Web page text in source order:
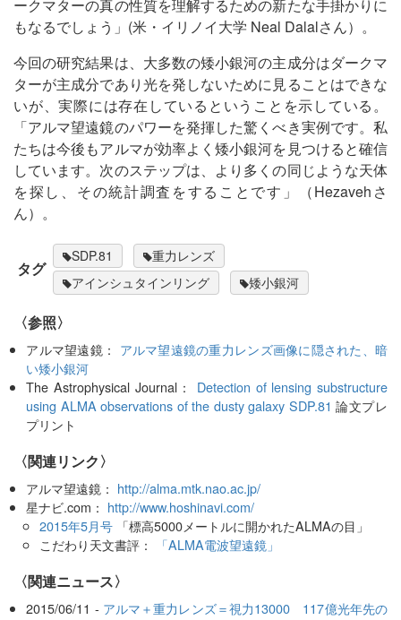
ークマターの真の性質を理解するための新たな手掛かりに
もなるでしょう」(米・イリノイ大学 Neal Dalalさん）。
今回の研究結果は、大多数の矮小銀河の主成分はダークマ
ターが主成分であり光を発しないために見ることはできな
いが、実際には存在しているということを示している。
「アルマ望遠鏡のパワーを発揮した驚くべき実例です。私
たちは今後もアルマが効率よく矮小銀河を見つけると確信
しています。次のステップは、より多くの同じような天体
を探し、その統計調査をすることです」（Hezavehさ
ん）。
タグ
SDP.81
重力レンズ
アインシュタインリング
矮小銀河
〈参照〉
アルマ望遠鏡： アルマ望遠鏡の重力レンズ画像に隠された、暗
い矮小銀河
The Astrophysical Journal： Detection of lensing substructure
using ALMA observations of the dusty galaxy SDP.81 論文プレ
プリント
〈関連リンク〉
アルマ望遠鏡： http://alma.mtk.nao.ac.jp/
星ナビ.com： http://www.hoshinavi.com/
2015年5月号「標高5000メートルに開かれたALMAの目」
こだわり天文書評：
「ALMA電波望遠鏡」
〈関連ニュース〉
2015/06/11 - アルマ＋重力レンズ＝視力13000 117億光年先の